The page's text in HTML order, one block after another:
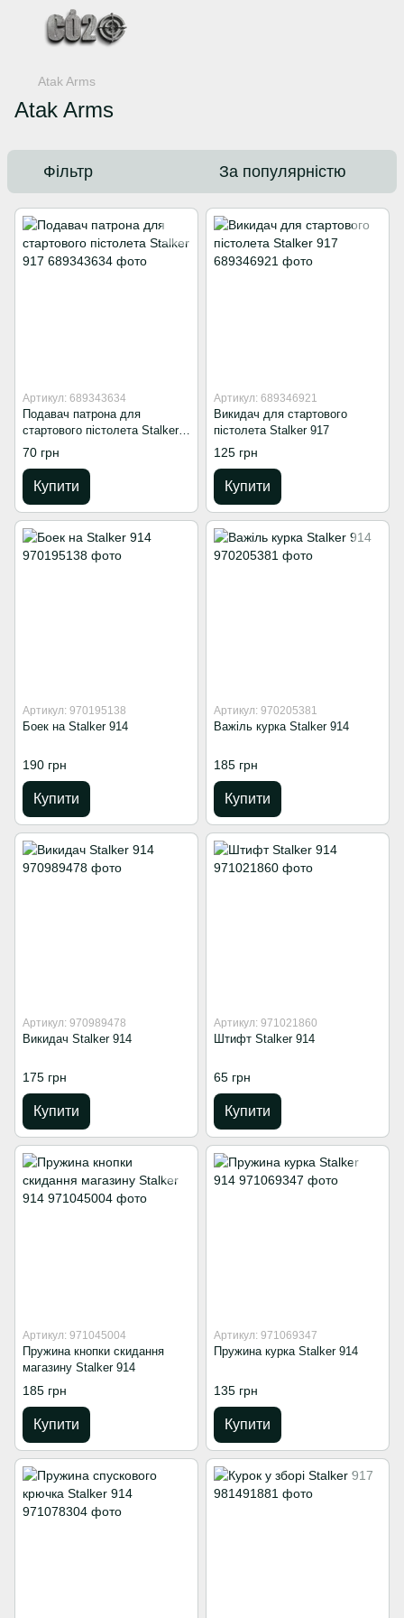
Atak Arms
Atak Arms
Фільтр За популярністю
Артикул: 689343634
Подавач патрона для
стартового пістолета Stalker
917
70 грн
Купити
Артикул: 689346921
Викидач для стартового
пістолета Stalker 917
125 грн
Купити
Артикул: 970195138
Боек на Stalker 914
190 грн
Купити
Артикул: 970205381
Важіль курка Stalker 914
185 грн
Купити
Артикул: 970989478
Викидач Stalker 914
175 грн
Купити
Артикул: 971021860
Штифт Stalker 914
65 грн
Купити
Артикул: 971045004
Пружина кнопки скидання
магазину Stalker 914
185 грн
Купити
Артикул: 971069347
Пружина курка Stalker 914
135 грн
Купити